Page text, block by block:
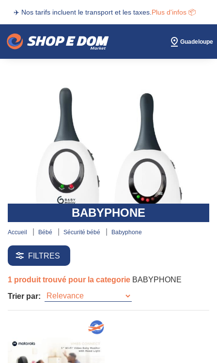
✈️ Nos tarifs incluent le transport et les taxes. Plus d'infos 📦
Guadeloupe
BABYPHONE
accueil bébé sécurité bébé babyphone
FILTRES
1 produit trouvé pour la categorie BABYPHONE
Trier par: